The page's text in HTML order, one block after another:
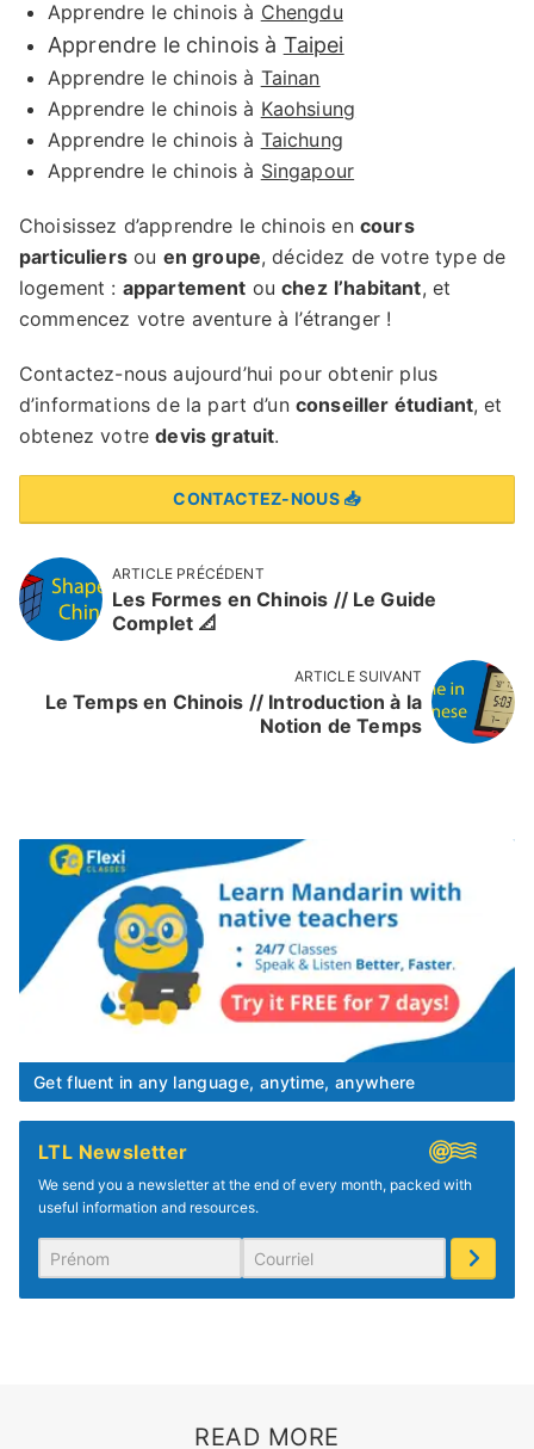
Get fluent in any language, anytime, anywhere
LTL Newsletter
We send you a newsletter at the end of every month, packed with
useful information and resources.
Apprendre le chinois à Chengdu
Apprendre le chinois à Taipei
Apprendre le chinois à Tainan
Apprendre le chinois à Kaohsiung
Apprendre le chinois à Taichung
Apprendre le chinois à Singapour
Choisissez d’apprendre le chinois en cours
particuliersou en groupe, décidez de votre type de
logement : appartement ouchez l’habitant, et
commencez votre aventure à l’étranger !
Contactez-nous aujourd’hui pour obtenir plus
d’informations de la part d’un conseiller étudiant, et
obtenez votredevis gratuit.
CONTACTEZ-NOUS 📥
ARTICLE PRÉCÉDENT
Les Formes en Chinois // Le Guide
Complet 📐
ARTICLE SUIVANT
Le Temps en Chinois // Introduction à la
Notion de Temps
READ MORE